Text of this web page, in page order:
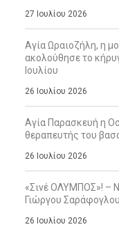
27 Ιουλίου 2026
Αγία Ωραιοζήλη, η
ακολούθησε το
Ιουλίου
26 Ιουλίου 2026
Αγία Παρασκευή η
θεραπευτής του
26 Ιουλίου 2026
«Σινέ ΟΛΥΜΠΟΣ»! –
Γιώργου
26 Ιουλίου 2026